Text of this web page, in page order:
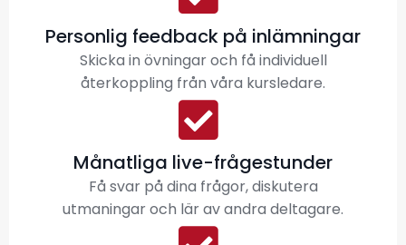
Personlig feedback på inlämningar
Skicka in övningar och få individuell
återkoppling från våra kursledare.
Månatliga live-frågestunder
Få svar på dina frågor, diskutera
utmaningar och lär av andra deltagare.